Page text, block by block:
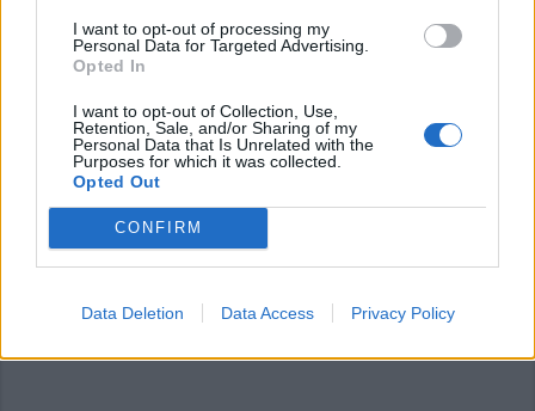
I want to opt-out of processing my
Personal Data for Targeted Advertising.
Opted In
I want to opt-out of Collection, Use,
Retention, Sale, and/or Sharing of my
Personal Data that Is Unrelated with the
Purposes for which it was collected.
Opted Out
CONFIRM
Data Deletion Data Access Privacy Policy
Commenti
Accedioregistratiper commentare questo
L'email è richiesta ma non verrà mostrata ai visitatori. Il contenuto di questo
commento esprime il pensiero dell'autore e non rappresenta la linea editoriale
di VareseNews.it, che rimane autonoma e indipendente. I messaggi inclusi nei
commenti non sono testi giornalistici, ma post inviati dai singoli lettori che
possono essere automaticamente pubblicati senza filtro preventivo. I commenti
che includano uno o più link a siti esterni verranno rimossi in automatico dal